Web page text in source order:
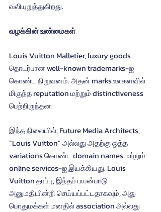
வலியுறுத்துகிறது.
வழக்கின் உண்மைகள்
Louis Vuitton Malletier, luxury goods
தொடர்பான well-known trademarks-ஐ
கொண்ட நிறுவனம். அதன் marks உலகளவில்
மிகுந்த reputation மற்றும் distinctiveness
பெற்றிருந்தன.
இந்த நிலையில், Future Media Architects,
“Louis Vuitton” அல்லது அதற்கு ஒத்த
variations கொண்ட domain names மற்றும்
online services-ஐ இயக்கியது. Louis
Vuitton தரப்பு, இந்தப் பயன்பாடு
அனுமதியின்றி செய்யப்பட்டதாகவும், அது
பொதுமக்கள் மனதில் association அல்லது